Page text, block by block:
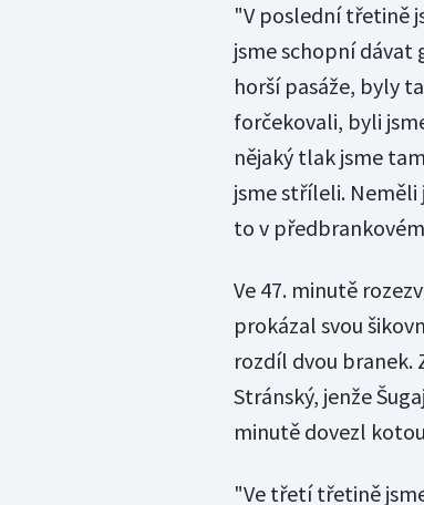
"V poslední třetině
jsme schopní dávat
horší pasáže, byly
forčekovali, byli
nějaký tlak jsme
jsme stříleli. Neměli
to v
Ve 47. minutě
prokázal svou
rozdíl dvou branek.
Stránský, jenže
minutě dovezl
"Ve třetí třetině